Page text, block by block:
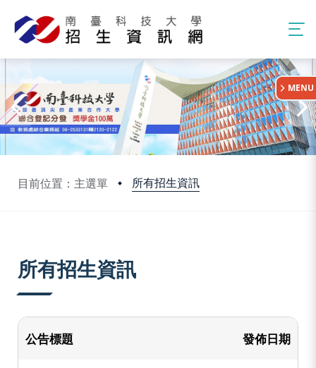
目前位置：主選單 所有招生資訊
:::
MENU
所有招生資訊
公告標題 發佈日期